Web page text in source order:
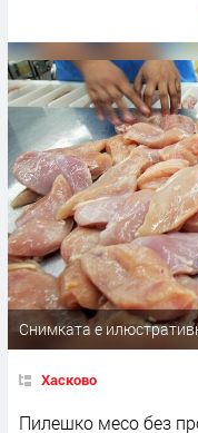
Снимката е
Хасково
Пилешко месо без